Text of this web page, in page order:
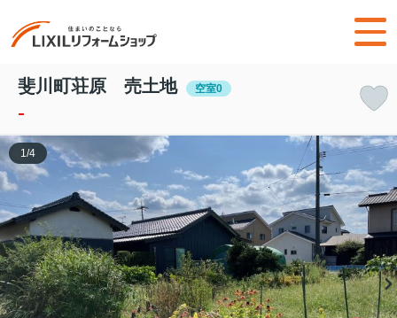
斐川町荘原 売土地 空室0
-
1 /4